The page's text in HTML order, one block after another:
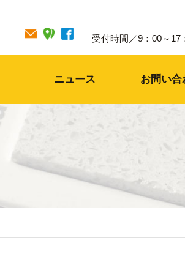
受付時間／9：00～17
ニュース お問い合